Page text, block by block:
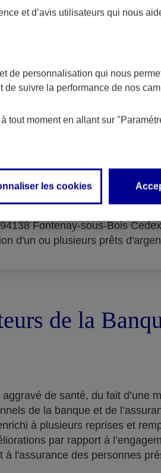
du crédit
– SA au capital de 33 855
Fontenay-sous-Bois
d'un ou plusieurs prêts
de la
de santé, du fait d’une
de la banque et de
à plusieurs reprises et
par rapport à
l'assurance des personnes
et d’avis utilisateurs qui nous
de personnalisation qui nous
suivre la performance de nos
tout moment en allant sur
les cookies